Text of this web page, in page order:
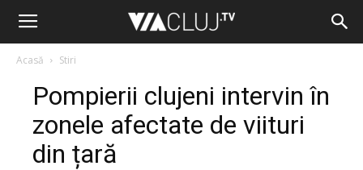
Acasă Stiri
Pompierii clujeni intervin în
zonele afectate de viituri
din țară